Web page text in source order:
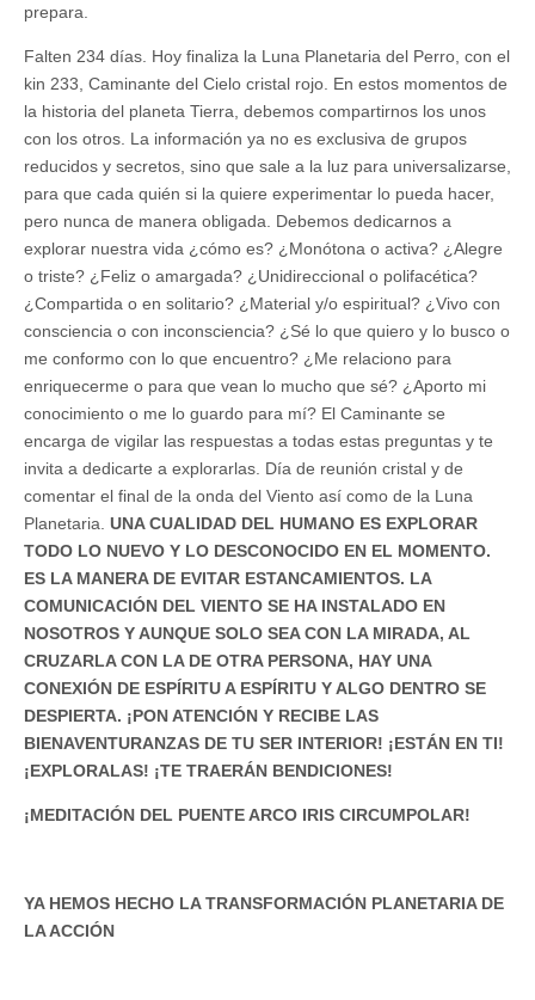
prepara.
Falten 234 días. Hoy finaliza la Luna Planetaria del Perro, con el
kin 233, Caminante del Cielo cristal rojo. En estos momentos de
la historia del planeta Tierra, debemos compartirnos los unos
con los otros. La información ya no es exclusiva de grupos
reducidos y secretos, sino que sale a la luz para universalizarse,
para que cada quién si la quiere experimentar lo pueda hacer,
pero nunca de manera obligada. Debemos dedicarnos a
explorar nuestra vida ¿cómo es? ¿Monótona o activa? ¿Alegre
o triste? ¿Feliz o amargada? ¿Unidireccional o polifacética?
¿Compartida o en solitario? ¿Material y/o espiritual? ¿Vivo con
consciencia o con inconsciencia? ¿Sé lo que quiero y lo busco o
me conformo con lo que encuentro? ¿Me relaciono para
enriquecerme o para que vean lo mucho que sé? ¿Aporto mi
conocimiento o me lo guardo para mí? El Caminante se
encarga de vigilar las respuestas a todas estas preguntas y te
invita a dedicarte a explorarlas. Día de reunión cristal y de
comentar el final de la onda del Viento así como de la Luna
Planetaria. UNA CUALIDAD DEL HUMANO ES EXPLORAR
TODO LO NUEVO Y LO DESCONOCIDO EN EL MOMENTO.
ES LA MANERA DE EVITAR ESTANCAMIENTOS. LA
COMUNICACIÓN DEL VIENTO SE HA INSTALADO EN
NOSOTROS Y AUNQUE SOLO SEA CON LA MIRADA, AL
CRUZARLA CON LA DE OTRA PERSONA, HAY UNA
CONEXIÓN DE ESPÍRITU A ESPÍRITU Y ALGO DENTRO SE
DESPIERTA. ¡PON ATENCIÓN Y RECIBE LAS
BIENAVENTURANZAS DE TU SER INTERIOR! ¡ESTÁN EN TI!
¡EXPLORALAS! ¡TE TRAERÁN BENDICIONES!
¡MEDITACIÓN DEL PUENTE ARCO IRIS CIRCUMPOLAR!
YA HEMOS HECHO LA TRANSFORMACIÓN PLANETARIA DE
LA ACCIÓN